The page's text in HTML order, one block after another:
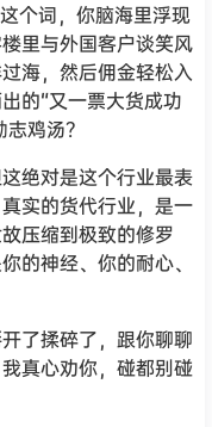
个词，你脑海里浮现
里与外国客户谈笑风
海，然后佣金轻松入
的“又一票大货成功
鸡汤？
绝对是这个行业最表
实的货代行业，是一
压缩到极致的修罗
的神经、你的耐心、
了揉碎了，跟你聊聊
真心劝你，碰都别碰